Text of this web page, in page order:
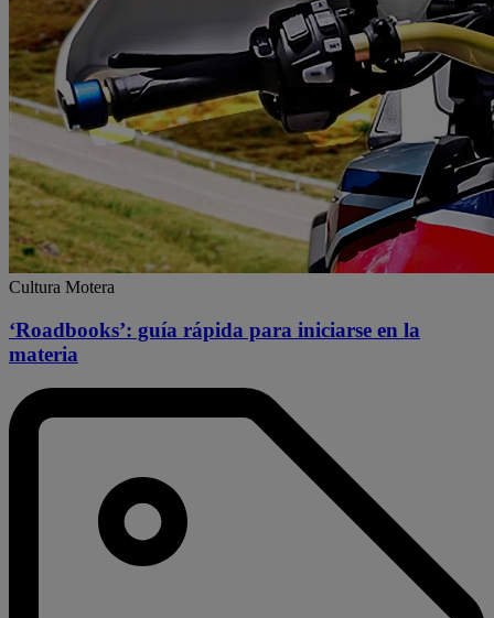
Cultura Motera
‘Roadbooks’: guía rápida para iniciarse en la
materia